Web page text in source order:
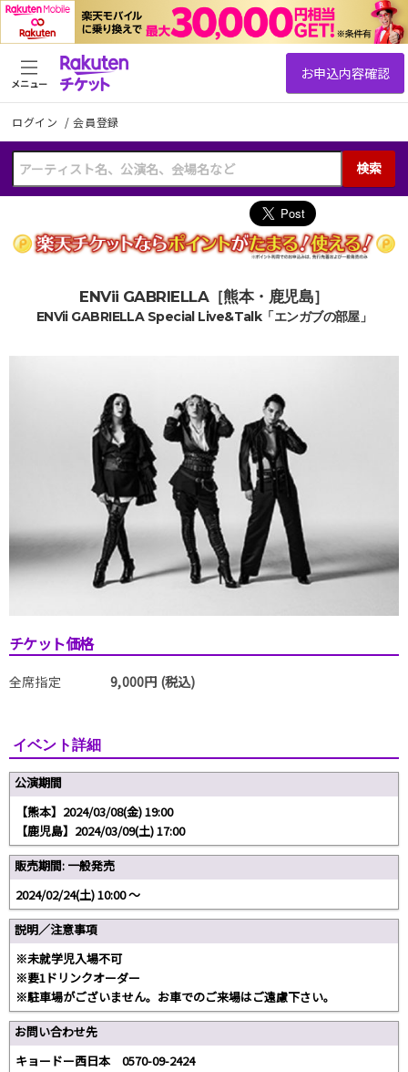
ログイン /会員登録
検索
メニュー
ENVii GABRIELLA［熊本・鹿児島］
ENVii GABRIELLA Special Live&Talk「エンガブの部屋」
チケット価格
全席指定 9,000円 (税込)
イベント詳細
公演期間
【熊本】2024/03/08(金) 19:00
【鹿児島】2024/03/09(土) 17:00
販売期間: 一般発売
2024/02/24(土) 10:00 〜
説明／注意事項
※未就学児入場不可
※要1ドリンクオーダー
※駐車場がございません。お車でのご来場はご遠慮下さい。
お問い合わせ先
キョードー西日本 0570-09-2424